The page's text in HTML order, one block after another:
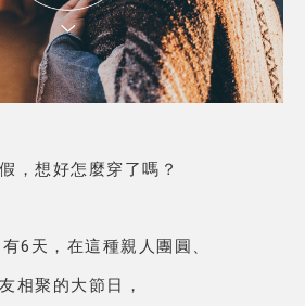
，想好怎麼穿了嗎？
6天，在這種親人團圓、
相聚的大節日，